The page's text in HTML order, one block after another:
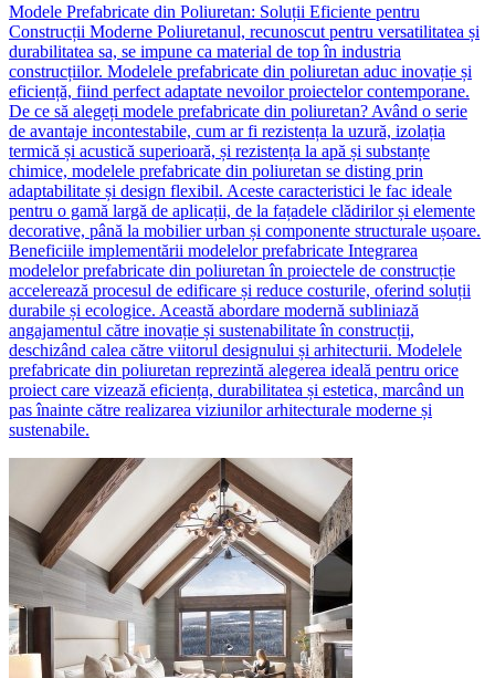
Modele Prefabricate din Poliuretan: Soluții Eficiente pentru
Construcții Moderne Poliuretanul, recunoscut pentru versatilitatea și
durabilitatea sa, se impune ca material de top în industria
construcțiilor. Modelele prefabricate din poliuretan aduc inovație și
eficiență, fiind perfect adaptate nevoilor proiectelor contemporane.
De ce să alegeți modele prefabricate din poliuretan? Având o serie
de avantaje incontestabile, cum ar fi rezistența la uzură, izolația
termică și acustică superioară, și rezistența la apă și substanțe
chimice, modelele prefabricate din poliuretan se disting prin
adaptabilitate și design flexibil. Aceste caracteristici le fac ideale
pentru o gamă largă de aplicații, de la fațadele clădirilor și elemente
decorative, până la mobilier urban și componente structurale ușoare.
Beneficiile implementării modelelor prefabricate Integrarea
modelelor prefabricate din poliuretan în proiectele de construcție
accelerează procesul de edificare și reduce costurile, oferind soluții
durabile și ecologice. Această abordare modernă subliniază
angajamentul către inovație și sustenabilitate în construcții,
deschizând calea către viitorul designului și arhitecturii. Modelele
prefabricate din poliuretan reprezintă alegerea ideală pentru orice
proiect care vizează eficiența, durabilitatea și estetica, marcând un
pas înainte către realizarea viziunilor arhitecturale moderne și
sustenabile.